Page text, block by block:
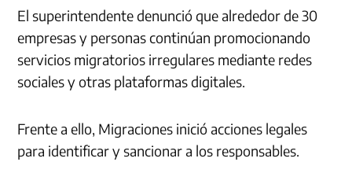
El superintendente denunció que alrededor de 30
empresas y personas continúan promocionando
servicios migratorios irregulares mediante redes
sociales y otras plataformas digitales.
Frente a ello, Migraciones inició acciones legales
para identificar y sancionar a los responsables.